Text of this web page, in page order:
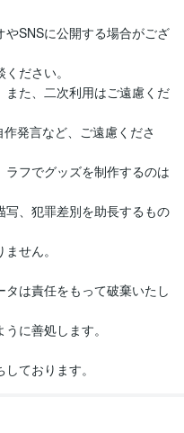
やSNSに公開する場合がござ
ださい。
また、二次利用はご遠慮くだ
発言など、ご遠慮くださ
ラフでグッズを制作するのは
写、犯罪差別を助長するもの
せん。
タは責任をもって破棄いたし
に善処します。
ております。